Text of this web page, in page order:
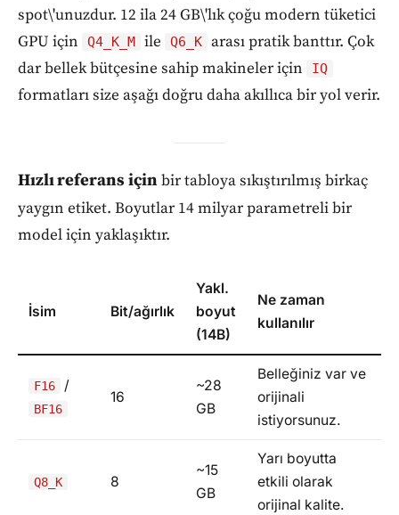
spot\'unuzdur. 12 ila 24 GB\'lık çoğu modern tüketici
GPU için
Q4_K_M ile Q6_K arası pratik banttır. Çok
dar bellek bütçesine sahip makineler için
IQ
formatları size aşağı doğru daha akıllıca bir yol verir.
Hızlı referans içinbir tabloya sıkıştırılmış birkaç
yaygın etiket. Boyutlar 14 milyar parametreli bir
model için yaklaşıktır.
İsim Bit/ağırlık
Yakl.
boyut
(14B)
Ne zaman
kullanılır
F16 /
BF16
16
~28
GB
Belleğiniz var ve
orijinali
istiyorsunuz.
Q8_K 8
~15
GB
Yarı boyutta
etkili olarak
orijinal kalite.